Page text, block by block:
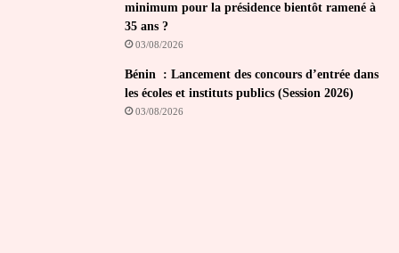
minimum pour la présidence bientôt ramené à
35 ans ?
03/08/2026
Bénin : Lancement des concours d’entrée dans
les écoles et instituts publics (Session 2026)
03/08/2026